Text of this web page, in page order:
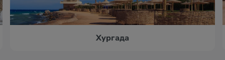
Хургада